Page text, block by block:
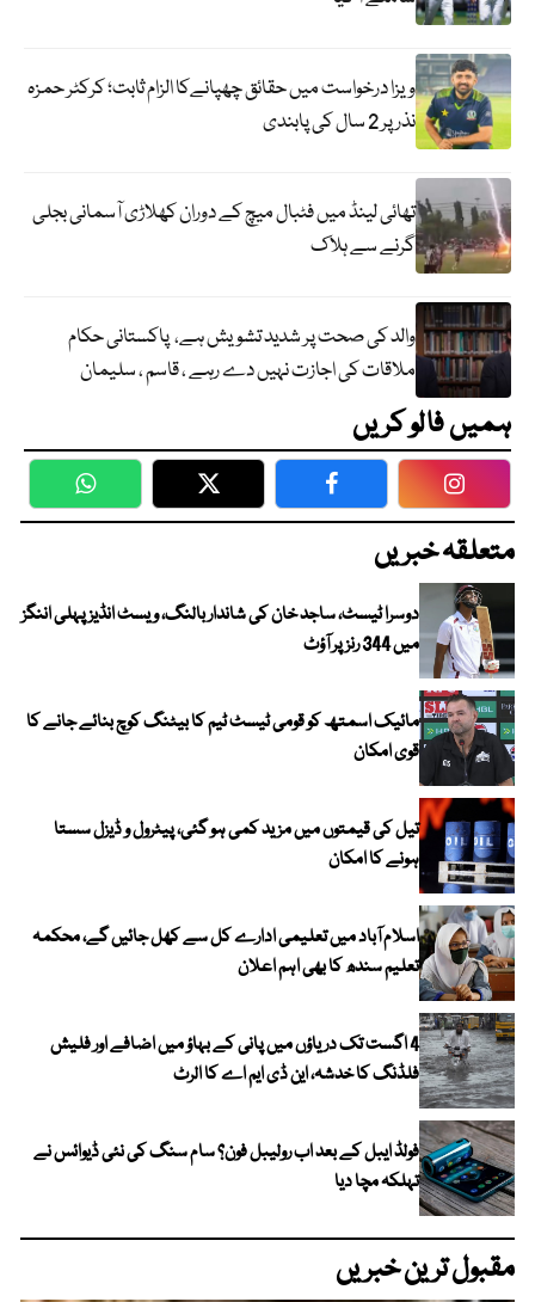
ویزا درخواست میں حقائق چھپانےکا الزام ثابت؛ کرکٹر حمزہ
نذر پر 2 سال کی پابندی
تھائی لینڈ میں فٹبال میچ کے دوران کھلاڑی آسمانی بجلی
گرنے سے ہلاک
والد کی صحت پر شدید تشویش ہے، پاکستانی حکام
ملاقات کی اجازت نہیں دے رہے ، قاسم ، سلیمان
ہمیں فالو کریں
WhatsApp Twitter Facebook
متعلقہ خبریں
دوسرا ٹیسٹ، ساجد خان کی شاندار بالنگ، ویسٹ انڈیز پہلی اننگز
میں 344 رنز پر آؤٹ
مائیک اسمتھ کو قومی ٹیسٹ ٹیم کا بیٹنگ کوچ بنائے جانے کا
قوی امکان
تیل کی قیمتوں میں مزید کمی ہو گئی، پیٹرول و ڈیزل سستا
ہونے کا امکان
اسلام آباد میں تعلیمی ادارے کل سے کھل جائیں گے، محکمہ
تعلیم سندھ کا بھی اہم اعلان
4 اگست تک دریاؤں میں پانی کے بہاؤ میں اضافے اور فلیش
فلڈنگ کا خدشہ، این ڈی ایم اے کا الرٹ
فولڈ ایبل کے بعد اب رولیبل فون؟ سام سنگ کی نئی ڈیوائس نے
تہلکہ مچا دیا
مقبول ترین خبریں